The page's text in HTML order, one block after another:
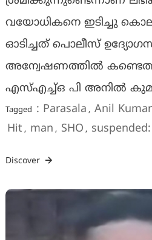
വയോധികനെ ഇടിച്ചു
ഓടിച്ചത് പൊലീസ്
അന്വേഷണത്തില്‍
എസ്എച്ച്ഒ പി അനിൽ
Tagged : Parasala , Anil Kumar
Hit , man , SHO , suspended:
Discover